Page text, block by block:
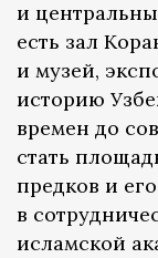
и
есть зал
и музей,
историю
времен до
стать
предков и
в
исламской